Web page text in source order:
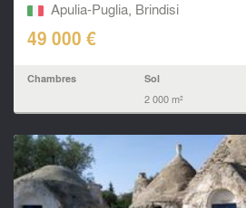
Apulia-Puglia, Brindisi
49 000 €
Chambres Sol
2 000 m²